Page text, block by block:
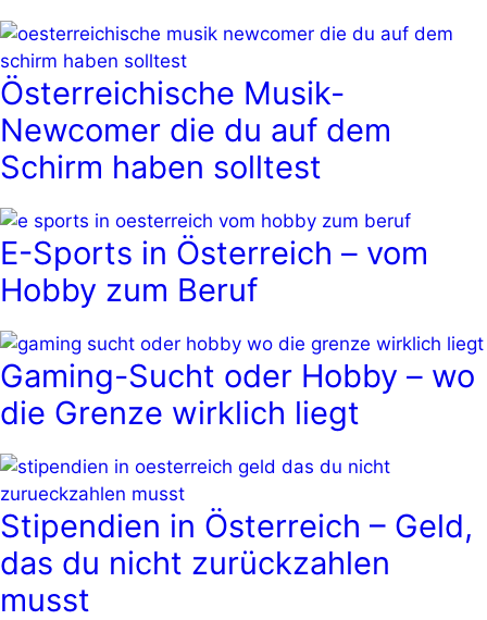
Österreichische Musik-
Newcomer die du auf dem
Schirm haben solltest
E-Sports in Österreich – vom
Hobby zum Beruf
Gaming-Sucht oder Hobby – wo
die Grenze wirklich liegt
Stipendien in Österreich – Geld,
das du nicht zurückzahlen
musst